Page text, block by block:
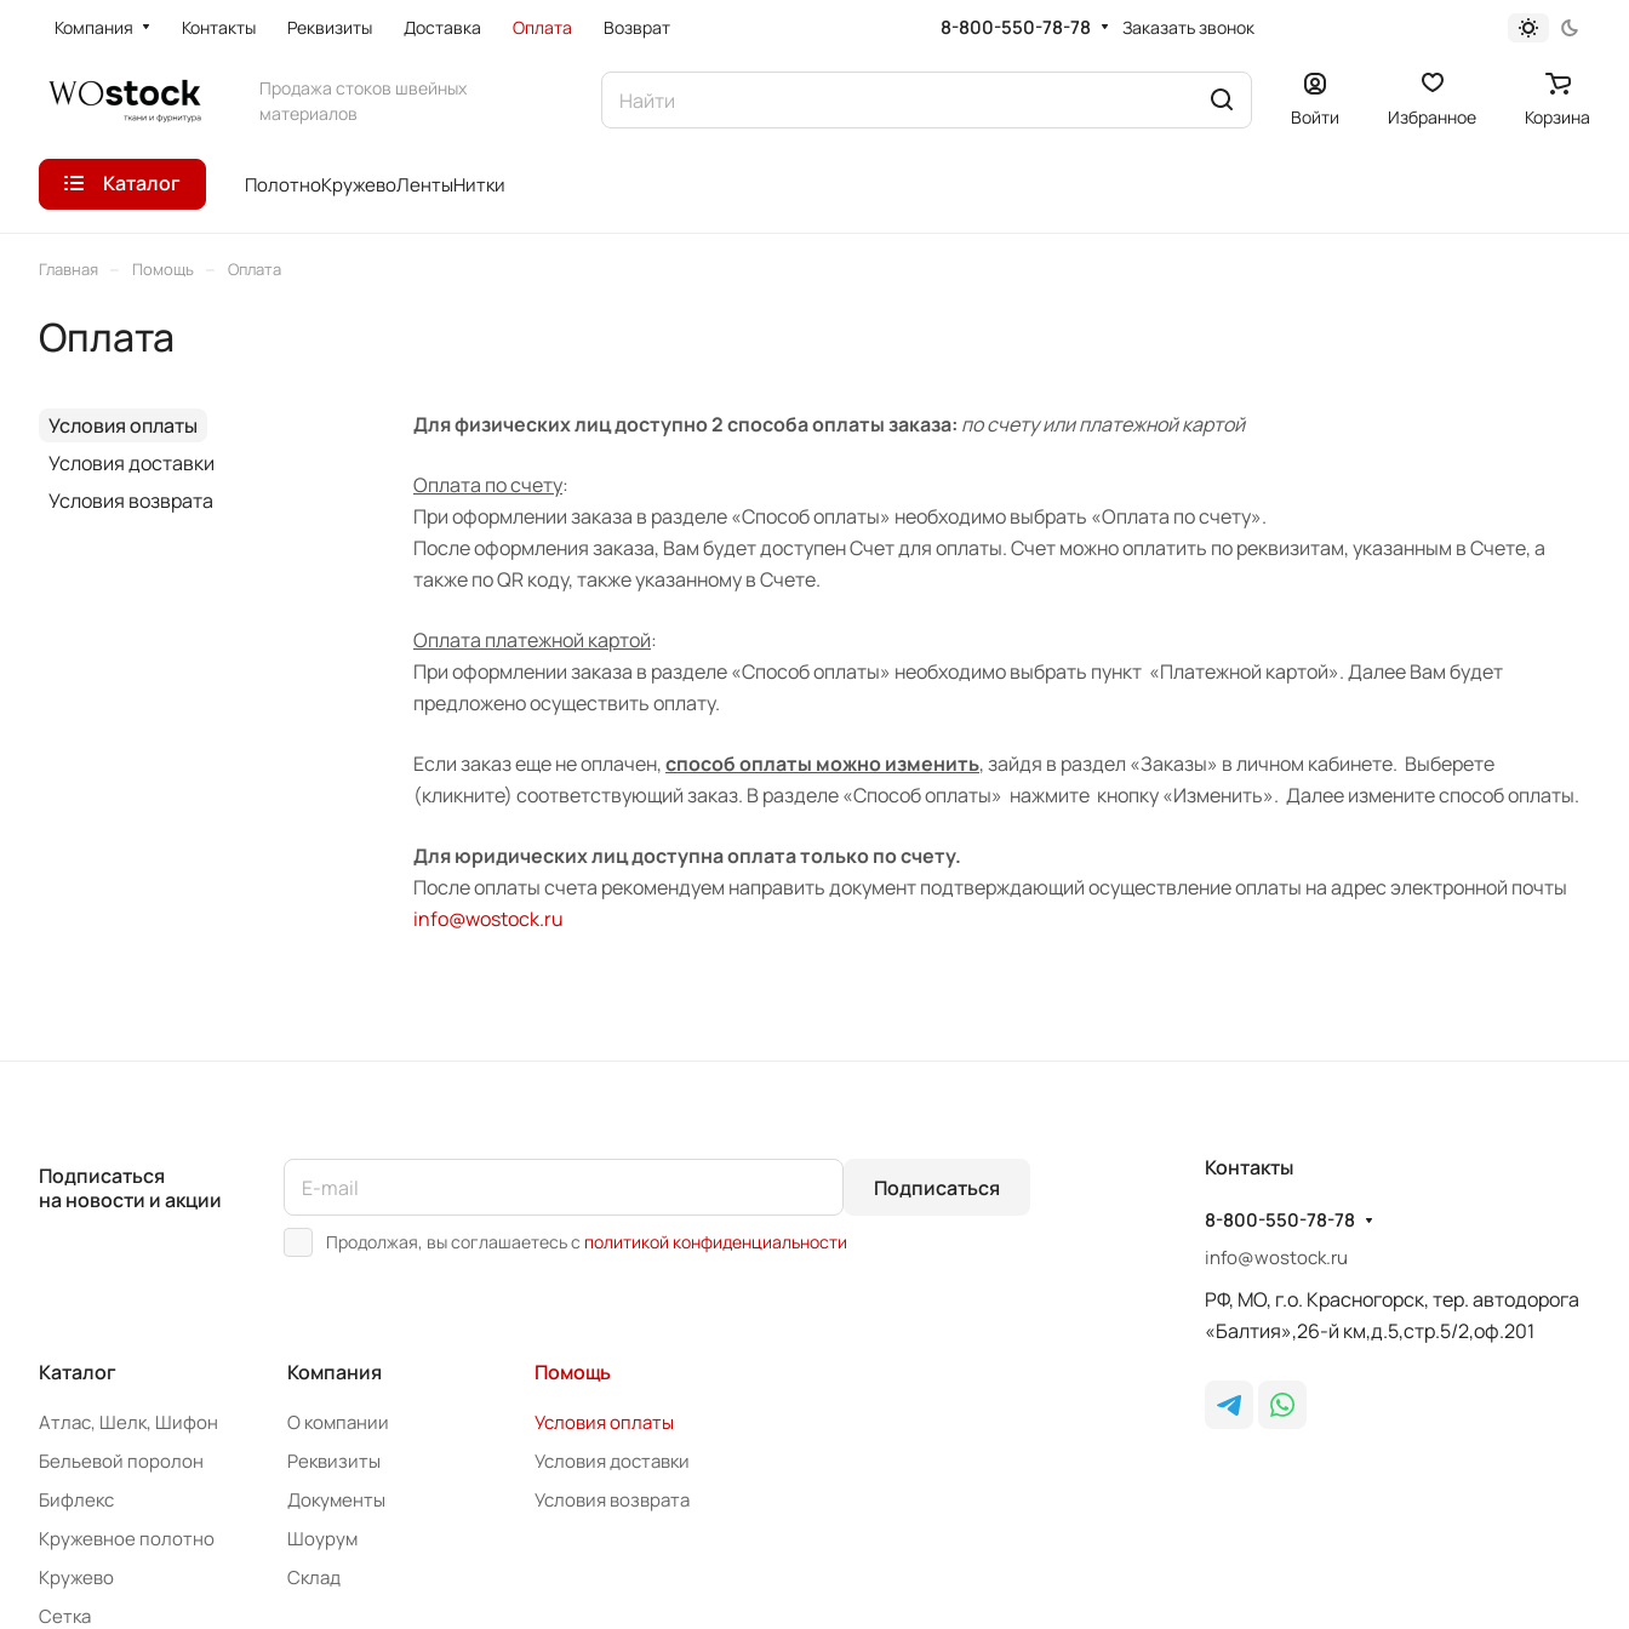
Компания Контакты Реквизиты Доставка Оплата Возврат 8-800-550-78-78 Заказать звонок
Продажа стоков швейных
материалов
Войти Избранное Корзина
Каталог ПолотноКружевоЛентыНитки
Главная Помощь Оплата
Оплата
Для физических лиц доступно 2 способа оплаты заказа: по счету или платежной картой
Оплата по счету:
При оформлении заказа в разделе «Способ оплаты» необходимо выбрать «Оплата по счету».
После оформления заказа, Вам будет доступен Счет для оплаты. Счет можно оплатить по реквизитам, указанным в Счете, а
также по QR коду, также указанному в Счете.
Оплата платежной картой:
При оформлении заказа в разделе «Способ оплаты» необходимо выбрать пункт «Платежной картой». Далее Вам будет
предложено осуществить оплату.
Если заказ еще не оплачен,способ оплаты можно изменить, зайдя в раздел «Заказы» в личном кабинете. Выберете
(кликните) соответствующий заказ. В разделе «Способ оплаты» нажмите кнопку «Изменить». Далее измените способ оплаты.
Для юридических лиц доступна оплата только по счету.
После оплаты счета рекомендуем направить документ подтверждающий осуществление оплаты на адрес электронной почты
info@wostock.ru
Условия оплаты
Условия доставки
Условия возврата
Подписаться
на новости и акции
Подписаться
Продолжая, вы соглашаетесь с политикой конфиденциальности
Каталог
Атлас, Шелк, Шифон
Бельевой поролон
Бифлекс
Кружевное полотно
Кружево
Сетка
Компания
О компании
Реквизиты
Документы
Шоурум
Склад
Помощь
Условия оплаты
Условия доставки
Условия возврата
Контакты
8-800-550-78-78
info@wostock.ru
РФ, МО, г.о. Красногорск, тер. автодорога
«Балтия»,26-й км,д.5,стр.5/2,оф.201